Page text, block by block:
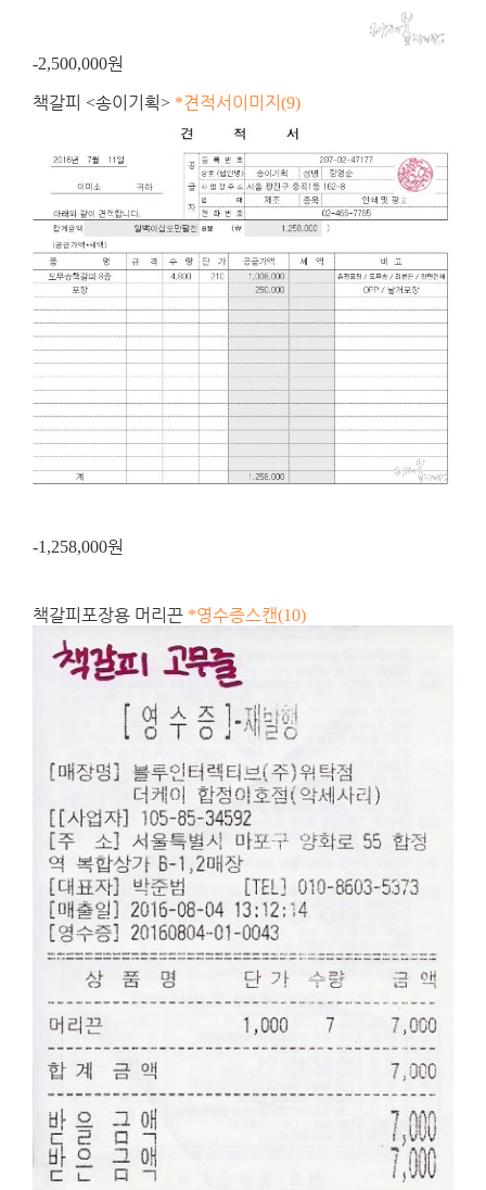
-2,500,000원
책갈피 <송이기획> *견적서이미지 (9)
-1,258,000원
책갈피포장용 머리끈 *영수증스캔(10)